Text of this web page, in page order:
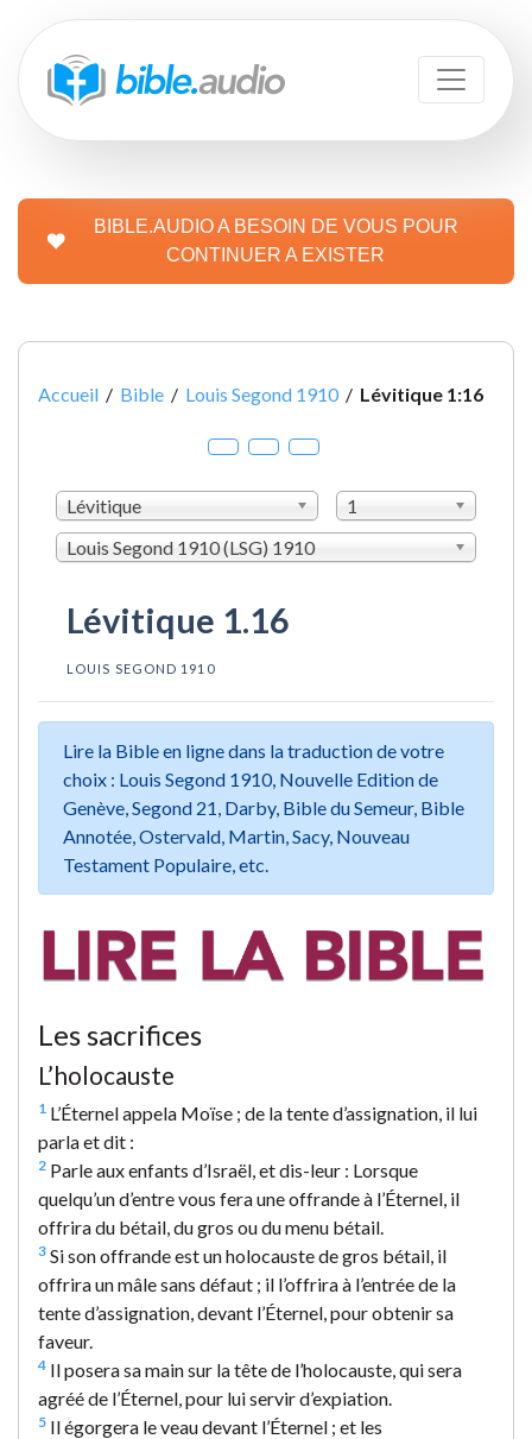
BIBLE.AUDIO A BESOIN DE VOUS POUR
CONTINUER A EXISTER
Accueil / Bible / Louis Segond 1910 / Lévitique 1:16
Lévitique
1
Louis Segond 1910 (LSG) 1910
Lévitique 1.16
LOUIS SEGOND 1910
Lire la Bible en ligne dans la traduction de votre
choix : Louis Segond 1910, Nouvelle Edition de
Genève, Segond 21, Darby, Bible du Semeur, Bible
Annotée, Ostervald, Martin, Sacy, Nouveau
Testament Populaire, etc.
Les sacrifices
L’holocauste
1 L’Éternel appela Moïse ; de la tente d’assignation, il lui
parla et dit :
2 Parle aux enfants d’Israël, et dis-leur : Lorsque
quelqu’un d’entre vous fera une offrande à l’Éternel, il
offrira du bétail, du gros ou du menu bétail.
3 Si son offrande est un holocauste de gros bétail, il
offrira un mâle sans défaut ; il l’offrira à l’entrée de la
tente d’assignation, devant l’Éternel, pour obtenir sa
faveur.
4 Il posera sa main sur la tête de l’holocauste, qui sera
agréé de l’Éternel, pour lui servir d’expiation.
5 Il égorgera le veau devant l’Éternel ; et les